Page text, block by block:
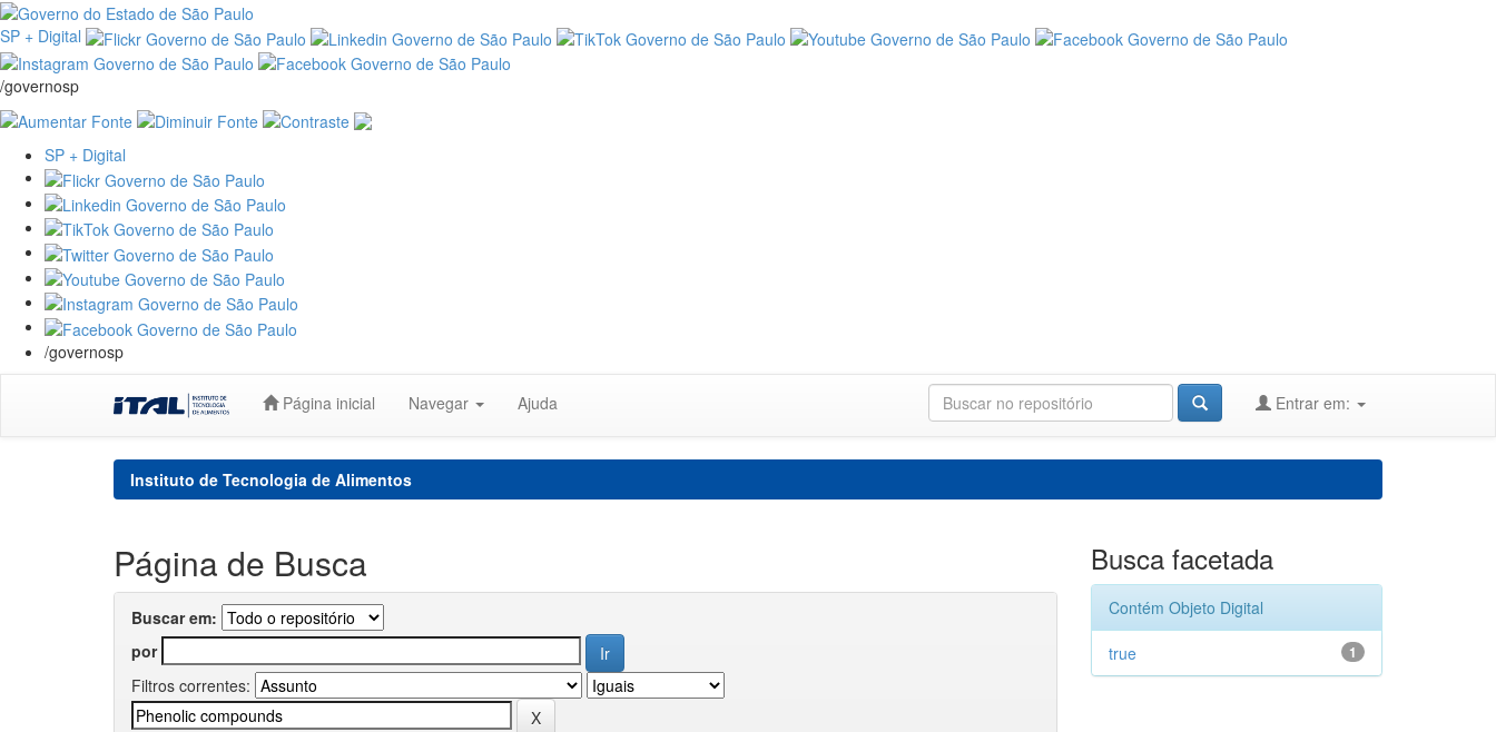
SP + Digital
/governosp
SP + Digital
/governosp
Página inicial Navegar Ajuda Entrar em:
Instituto de Tecnologia de Alimentos
Página de Busca
Buscar em:
por
Filtros correntes:
Busca facetada
Contém Objeto Digital
1
true